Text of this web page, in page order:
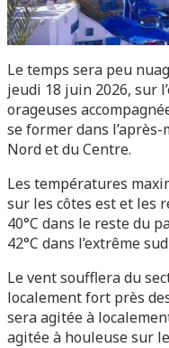
Le temps sera peu
jeudi 18 juin 2026, sur
orageuses
se former dans
Nord et du Centre.
Les températures
sur les côtes est et les
40°C dans le reste du
42°C dans l’extrême
Le vent soufflera du
localement fort près
sera agitée à
agitée à houleuse sur